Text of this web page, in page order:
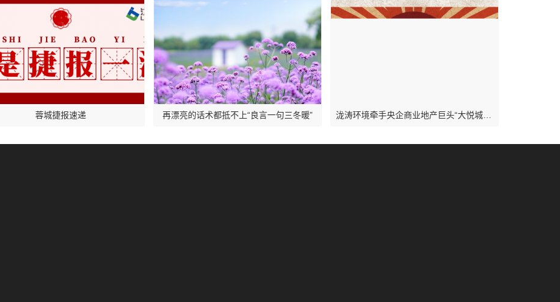
蓉城捷报速递 再漂亮的话术都抵不上“良言一句三冬暖” 泷涛环境牵手央企商业地产巨头“大悦城控股集团” 展开商业综合体环保调研评估工作